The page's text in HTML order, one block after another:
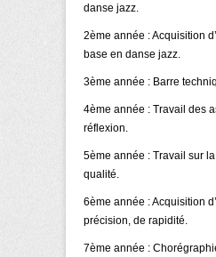
danse jazz.
2ème année : Acquisition
base en danse jazz.
3ème année : Barre
4ème année : Travail des
réflexion.
5ème année : Travail sur
qualité.
6ème année : Acquisition
précision, de rapidité.
7ème année :